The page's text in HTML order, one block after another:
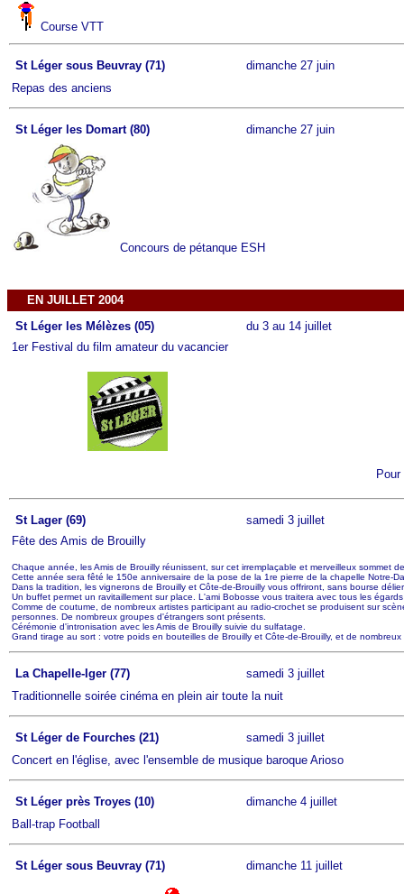
Course VTT
St Léger sous Beuvray (71)
dimanche 27 juin
Repas des anciens
St Léger les Domart (80) dimanche 27 juin
Concours de pétanque ESH
EN JUILLET 2004
St Léger les Mélèzes (05)
du 3 au 14 juillet
1er Festival du film amateur du vacancier
St Lager (69)
samedi 3 juillet
Fête des Amis de Brouilly
Chaque année, les Amis de Brouilly réunissent, sur cet irremplaçable et merveilleux
Cette année sera fêté le 150e anniversaire de la pose de la 1re pierre de la chapelle Notre-
Dans la tradition, les vignerons de Brouilly et Côte-de-Brouilly vous offriront, sans bourse
Un buffet permet un ravitaillement sur place. L'ami Bobosse vous traitera avec tous les
Comme de coutume, de nombreux artistes participant au radio-crochet se produisent sur
personnes. De nombreux groupes d'étrangers sont présents.
Cérémonie d'intronisation avec les Amis de Brouilly suivie du sulfatage.
Grand tirage au sort : votre poids en bouteilles de Brouilly et Côte-de-Brouilly, et de nombreux
La Chapelle-Iger (77)
samedi 3 juillet
Traditionnelle soirée cinéma en plein air toute la nuit
St Léger de Fourches (21)
samedi 3 juillet
Concert en l'église, avec l'ensemble de musique baroque Arioso
St Léger près Troyes (10)
dimanche 4 juillet
Ball-trap Football
St Léger sous Beuvray (71) dimanche 11 juillet